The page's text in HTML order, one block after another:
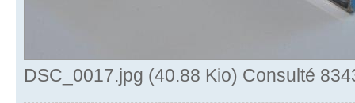
DSC_0017.jpg (40.88 Kio) Consulté